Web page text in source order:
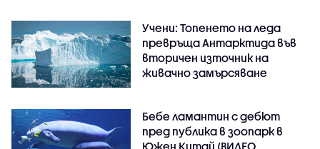
Учени: Топенето на леда
превръща Антарктида във
вторичен източник на
живачно замърсяване
Бебе ламантин с дебют
пред публика в зоопарк в
Южен Китай (ВИДЕО